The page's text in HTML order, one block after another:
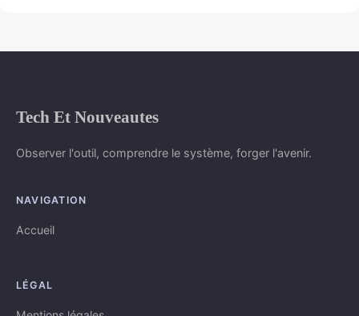
Tech Et Nouveautes
Observer l'outil, comprendre le système, forger l'avenir.
NAVIGATION
Accueil
LÉGAL